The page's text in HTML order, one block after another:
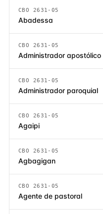
CBO 2631-05
Abadessa
CBO 2631-05
Administrador apostólico
CBO 2631-05
Administrador paroquial
CBO 2631-05
Agaipi
CBO 2631-05
Agbagigan
CBO 2631-05
Agente de pastoral